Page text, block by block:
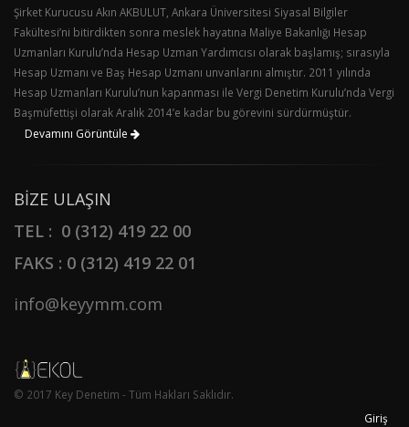
Şirket Kurucusu Akın AKBULUT, Ankara Üniversitesi Siyasal Bilgiler
Fakültesi’ni bitirdikten sonra meslek hayatına Maliye Bakanlığı Hesap
Uzmanları Kurulu’nda Hesap Uzman Yardımcısı olarak başlamış; sırasıyla
Hesap Uzmanı ve Baş Hesap Uzmanı unvanlarını almıştır. 2011 yılında
Hesap Uzmanları Kurulu’nun kapanması ile Vergi Denetim Kurulu’nda Vergi
Başmüfettişi olarak Aralık 2014’e kadar bu görevini sürdürmüştür.
Devamını Görüntüle
BIZE ULAŞIN
TEL : 0 (312) 419 22 00
FAKS : 0 (312) 419 22 01
info@keyymm.com
© 2017 Key Denetim - Tüm Hakları Saklıdır.
Giriş